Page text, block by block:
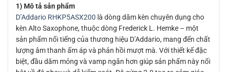
1) Mô tả sản phẩm
D’Addario RHKP5ASX200 là dòng dăm kèn chuyên dụng cho
kèn Alto Saxophone, thuộc dòng Frederick L. Hemke – một
sản phẩm nổi tiếng của thương hiệu D’Addario, mang đến chất
lượng âm thanh ấm áp và phản hồi mượt mà. Với thiết kế đặc
biệt, đầu dăm mỏng và vamp ngắn hơn giúp sản phẩm này nổi